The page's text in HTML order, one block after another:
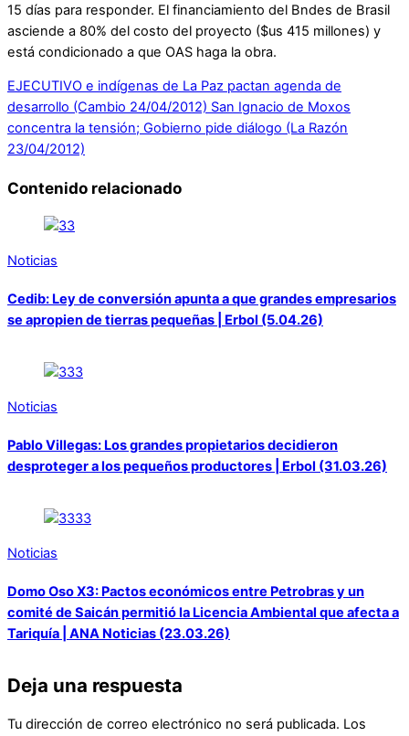
15 días para responder. El financiamiento del Bndes de Brasil
asciende a 80% del costo del proyecto ($us 415 millones) y
está condicionado a que OAS haga la obra.
EJECUTIVO e indígenas de La Paz pactan agenda de
desarrollo (Cambio 24/04/2012) San Ignacio de Moxos
concentra la tensión; Gobierno pide diálogo (La Razón
23/04/2012)
Contenido relacionado
Noticias
Cedib: Ley de conversión apunta a que grandes empresarios
se apropien de tierras pequeñas | Erbol (5.04.26)
Noticias
Pablo Villegas: Los grandes propietarios decidieron
desproteger a los pequeños productores | Erbol (31.03.26)
Noticias
Domo Oso X3: Pactos económicos entre Petrobras y un
comité de Saicán permitió la Licencia Ambiental que afecta a
Tariquía | ANA Noticias (23.03.26)
Deja una respuesta
Tu dirección de correo electrónico no será publicada. Los